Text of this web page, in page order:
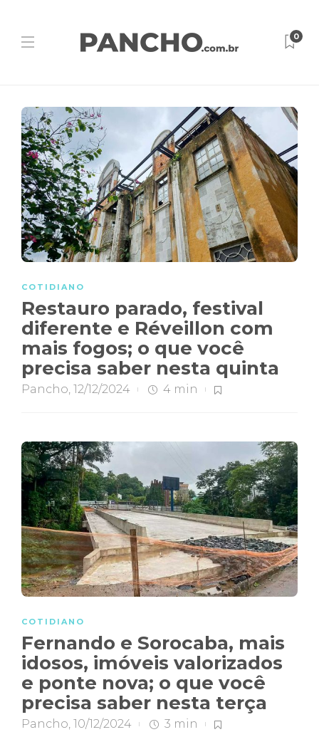
0
COTIDIANO
Restauro parado, festival
diferente e Réveillon com
mais fogos; o que você
precisa saber nesta quinta
Pancho, 12/12/2024 4 min
COTIDIANO
Fernando e Sorocaba, mais
idosos, imóveis valorizados
e ponte nova; o que você
precisa saber nesta terça
Pancho, 10/12/2024 3 min